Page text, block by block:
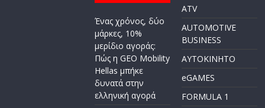
Ένας χρόνος, δύο
μάρκες, 10%
μερίδιο αγοράς:
Πώς η GEO Mobility
Hellas μπήκε
δυνατά στην
ελληνική αγορά
ATV
AUTOMOTIVE
BUSINESS
AYTOKINHTO
eGAMES
FORMULA 1